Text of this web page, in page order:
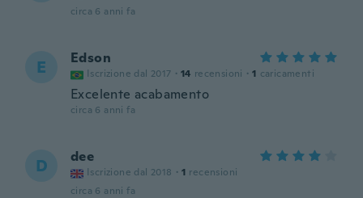
circa 6 anni fa
E Edson
Iscrizione dal 2017 · 14 recensioni · 1 caricamenti
Excelente acabamento
circa 6 anni fa
D dee
Iscrizione dal 2018 · 1 recensioni
circa 6 anni fa